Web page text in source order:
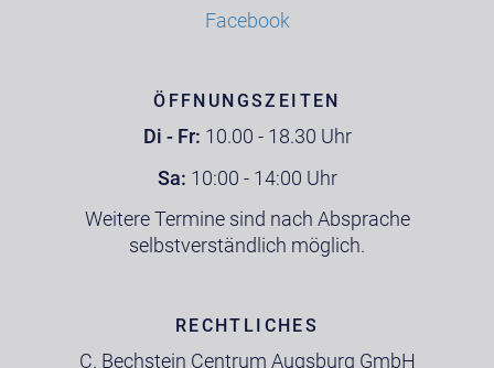
Facebook
ÖFFNUNGSZEITEN
Di - Fr: 10.00 - 18.30 Uhr
Sa: 10:00 - 14:00 Uhr
Weitere Termine sind nach Absprache
selbstverständlich möglich.
RECHTLICHES
C. Bechstein Centrum Augsburg GmbH